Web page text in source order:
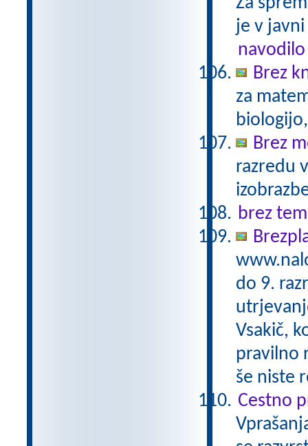
je v
navodilo
Brez
za
Brez
razredu
brez
do 9.
Vsakič,
pravilno
še niste
Cestno